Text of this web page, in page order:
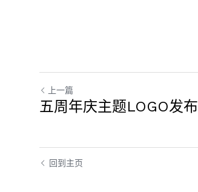
上一篇
五周年庆主题LOGO发布
回到主页